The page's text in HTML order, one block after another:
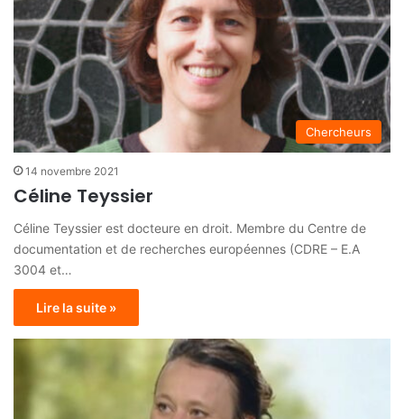
Chercheurs
14 novembre 2021
Céline Teyssier
Céline Teyssier est docteure en droit. Membre du Centre de
documentation et de recherches européennes (CDRE – E.A
3004 et…
Lire la suite »